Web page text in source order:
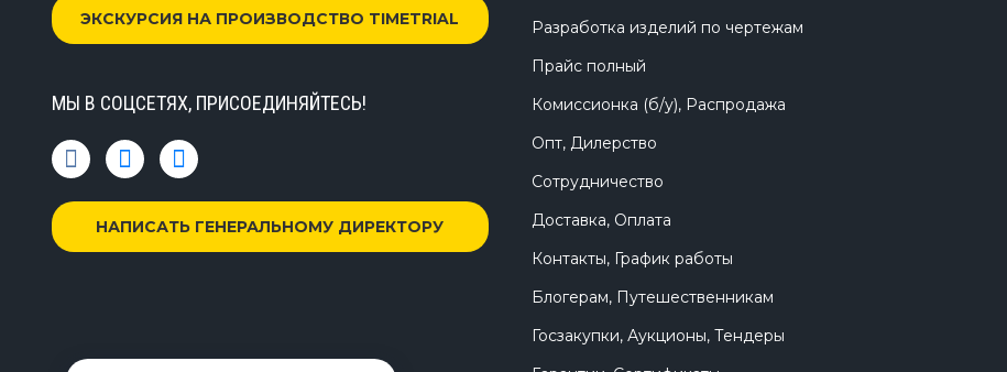
ЭКСКУРСИЯ НА ПРОИЗВОДСТВО TIMETRIAL
МЫ В СОЦСЕТЯХ, ПРИСОЕДИНЯЙТЕСЬ!
НАПИСАТЬ ГЕНЕРАЛЬНОМУ ДИРЕКТОРУ
Разработка изделий по чертежам
Прайс полный
Комиссионка (б/у), Распродажа
Опт, Дилерство
Сотрудничество
Доставка, Оплата
Контакты, График работы
Блогерам, Путешественникам
Госзакупки, Аукционы, Тендеры